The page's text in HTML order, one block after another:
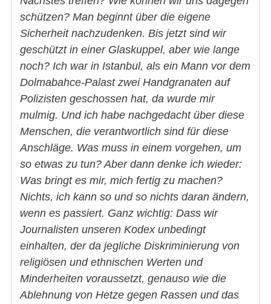
schützen? Man beginnt über die eigene
Sicherheit nachzudenken. Bis jetzt sind wir
geschützt in einer Glaskuppel, aber wie lange
noch? Ich war in Istanbul, als ein Mann vor dem
Dolmabahce-Palast zwei Handgranaten auf
Polizisten geschossen hat, da wurde mir
mulmig. Und ich habe nachgedacht über diese
Menschen, die verantwortlich sind für diese
Anschläge. Was muss in einem vorgehen, um
so etwas zu tun? Aber dann denke ich wieder:
Was bringt es mir, mich fertig zu machen?
Nichts, ich kann so und so nichts daran ändern,
wenn es passiert. Ganz wichtig: Dass wir
Journalisten unseren Kodex unbedingt
einhalten, der da jegliche Diskriminierung von
religiösen und ethnischen Werten und
Minderheiten voraussetzt, genauso wie die
Ablehnung von Hetze gegen Rassen und das